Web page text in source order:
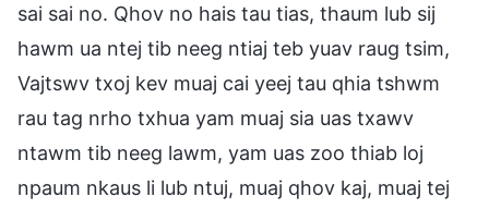
sai sai no. Qhov no hais tau tias, thaum lub sij
hawm ua ntej tib neeg ntiaj teb yuav raug tsim,
Vajtswv txoj kev muaj cai yeej tau qhia tshwm
rau tag nrho txhua yam muaj sia uas txawv
ntawm tib neeg lawm, yam uas zoo thiab loj
npaum nkaus li lub ntuj, muaj qhov kaj, muaj tej